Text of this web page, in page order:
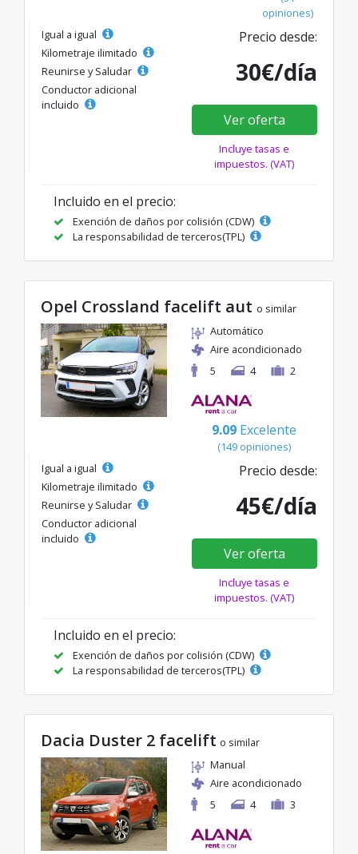
opiniones)
Igual a igual
Kilometraje ilimitado
Reunirse y Saludar
Conductor adicional
incluido
Precio desde:
30€/día
Ver oferta
Incluye tasas e
impuestos. (VAT)
Incluido en el precio:
Exención de daños por colisión (CDW)
La responsabilidad de terceros(TPL)
Opel Crossland facelift aut o similar
Automático
Aire acondicionado
5
4 2
9.09 Excelente
(149 opiniones)
Igual a igual
Kilometraje ilimitado
Reunirse y Saludar
Conductor adicional
incluido
Precio desde:
45€/día
Ver oferta
Incluye tasas e
impuestos. (VAT)
Incluido en el precio:
Exención de daños por colisión (CDW)
La responsabilidad de terceros(TPL)
Dacia Duster 2 facelift o similar
Manual
Aire acondicionado
5
4 3